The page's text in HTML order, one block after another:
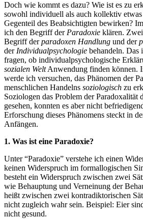
Doch wie kommt es dazu? Wie ist es zu
sowohl individuell als auch kollektiv etwas
Gegenteil des Beabsichtigten bewirken?
ich den Begriff der Paradoxie klären.
Begriff derparadoxen Handlung und der
der Individualpsychologie behandeln. Das
fragen, ob individualpsychologische
sozialen WeltAnwendung finden können.
werde ich versuchen, das Phänomen der
menschlichen Handelns soziologisch zu
Soziologen das Problem der Paradoxalität
gesehen, konnten es aber nicht
Erforschung dieses Phänomens steckt in
Anfängen.
1. Was ist eine Paradoxie?
Unter “Paradoxie” verstehe ich einen
keinen Widerspruch im formallogischen
besteht ein Widerspruch zwischen zwei
wie Behauptung und Verneinung der
heißt zwischen zwei kontradiktorischen
nicht zugleich wahr sein. Beispiel: Eier
nicht gesund.